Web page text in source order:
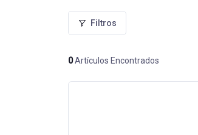
Filtros
0Artículos Encontrados